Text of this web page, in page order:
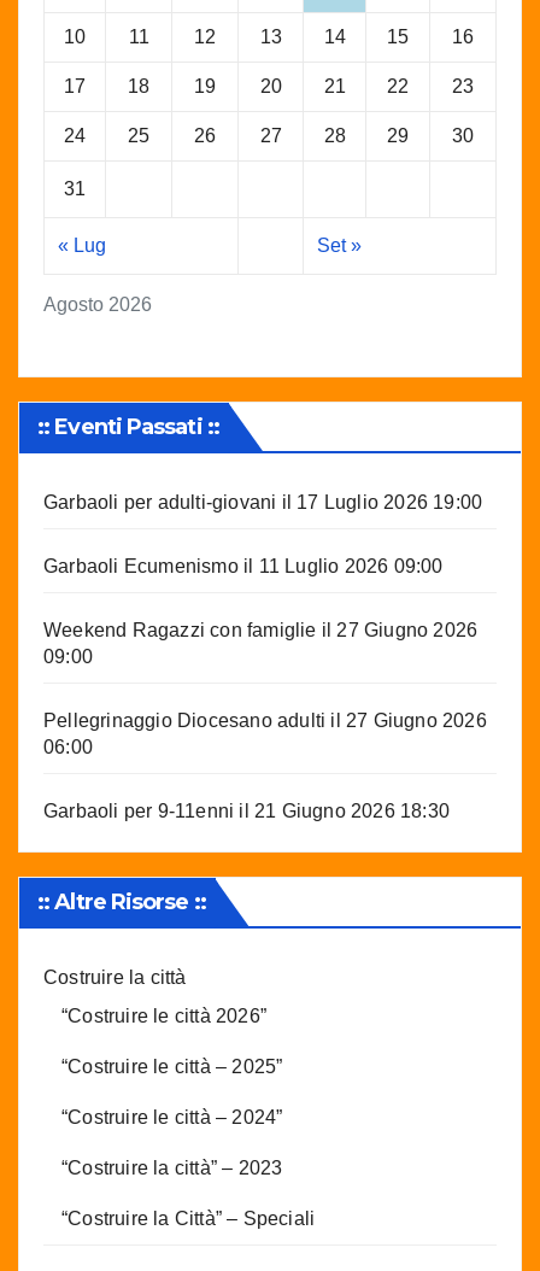
Agosto 2026
10 11 12 13 14 15 16
17 18 19 20 21 22 23
24 25 26 27 28 29 30
31
« Lug Set »
:: Eventi Passati ::
Garbaoli per adulti-giovani il 17 Luglio 2026 19:00
Garbaoli Ecumenismoil 11 Luglio 2026 09:00
Weekend Ragazzi con famiglie il 27 Giugno 2026
09:00
Pellegrinaggio Diocesano adulti il 27 Giugno 2026
06:00
Garbaoli per 9-11enni il 21 Giugno 2026 18:30
:: Altre Risorse ::
Costruire la città
“Costruire le città 2026”
“Costruire le città – 2025”
“Costruire le città – 2024”
“Costruire la città” – 2023
“Costruire la Città” – Speciali